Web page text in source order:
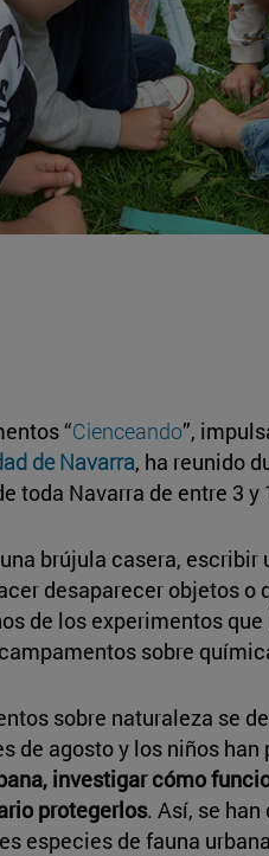
“Cienceando”,
de Navarra, ha reunido
toda Navarra de entre 3 y
brújula casera, escribir
desaparecer objetos o
de los experimentos que
sobre
sobre naturaleza se
de agosto y los niños han
investigar cómo
protegerlos. Así, se
especies de fauna